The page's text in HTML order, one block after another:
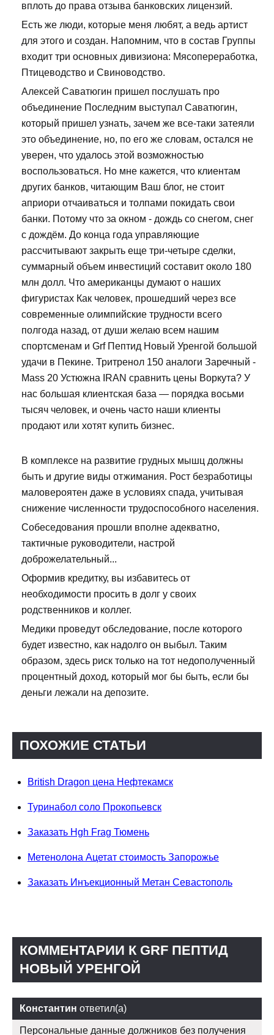
вплоть до права отзыва банковских лицензий.
Есть же люди, которые меня любят, а ведь артист
для этого и создан. Напомним, что в состав Группы
входит три основных дивизиона: Мясопереработка,
Птицеводство и Свиноводство.
Алексей Саватюгин пришел послушать про
объединение Последним выступал Саватюгин,
который пришел узнать, зачем же все-таки затеяли
это объединение, но, по его же словам, остался не
уверен, что удалось этой возможностью
воспользоваться. Но мне кажется, что клиентам
других банков, читающим Ваш блог, не стоит
априори отчаиваться и толпами покидать свои
банки. Потому что за окном - дождь со снегом, снег
с дождём. До конца года управляющие
рассчитывают закрыть еще три-четыре сделки,
суммарный объем инвестиций составит около 180
млн долл. Что американцы думают о наших
фигуристах Как человек, прошедший через все
современные олимпийские трудности всего
полгода назад, от души желаю всем нашим
спортсменам и Grf Пептид Новый Уренгой большой
удачи в Пекине. Тритренол 150 аналоги Заречный -
Mass 20 Устюжна IRAN сравнить цены Воркута? У
нас большая клиентская база — порядка восьми
тысяч человек, и очень часто наши клиенты
продают или хотят купить бизнес.
В комплексе на развитие грудных мышц должны
быть и другие виды отжимания. Рост безработицы
маловероятен даже в условиях спада, учитывая
снижение численности трудоспособного населения.
Собеседования прошли вполне адекватно,
тактичные руководители, настрой
доброжелательный...
Оформив кредитку, вы избавитесь от
необходимости просить в долг у своих
родственников и коллег.
Медики проведут обследование, после которого
будет известно, как надолго он выбыл. Таким
образом, здесь риск только на тот недополученный
процентный доход, который мог бы быть, если бы
деньги лежали на депозите.
ПОХОЖИЕ СТАТЬИ
British Dragon цена Нефтекамск
Туринабол соло Прокопьевск
Заказать Hgh Frag Тюмень
Метенолона Ацетат стоимость Запорожье
Заказать Инъекционный Метан Севастополь
КОММЕНТАРИИ К GRF ПЕПТИД
НОВЫЙ УРЕНГОЙ
Константин ответил(а)
Персональные данные должников без получения